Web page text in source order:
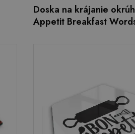
Doska na krájanie
Appetit Breakfast